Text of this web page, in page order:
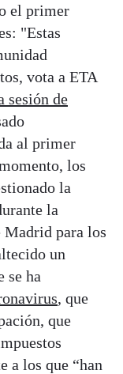
el primer
"Estas
vota a ETA
sesión de
al primer
los
la
la
Madrid para los
un
se ha
, que
que
a los que “han